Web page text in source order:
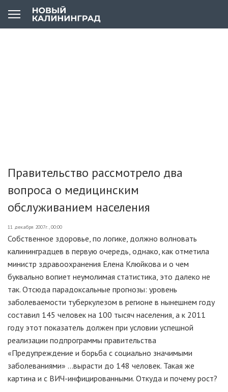
Правительство рассмотрело два
вопроса о медицинским
обслуживанием населения
11 декабря 2007г., 00:00
Собственное здоровье, по логике, должно волновать
калининградцев в первую очередь, однако, как отметила
министр здравоохранения Елена Клюйкова и о чем
буквально вопиет неумолимая статистика, это далеко не
так. Отсюда парадоксальные прогнозы: уровень
заболеваемости туберкулезом в регионе в нынешнем году
составил 145 человек на 100 тысяч населения, а к 2011
году этот показатель должен при условии успешной
реализации подпрограммы правительства
«Предупреждение и борьба с социально значимыми
заболеваниями» …вырасти до 148 человек. Такая же
картина и с ВИЧ-инфицированными. Откуда и почему рост?